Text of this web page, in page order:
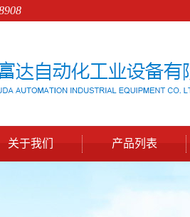
关于我们 产品列表